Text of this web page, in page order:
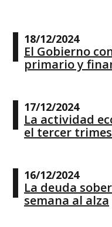
18/12/2024
El Gobierno
primario y
17/12/2024
La actividad
el tercer
16/12/2024
La deuda
semana al alza